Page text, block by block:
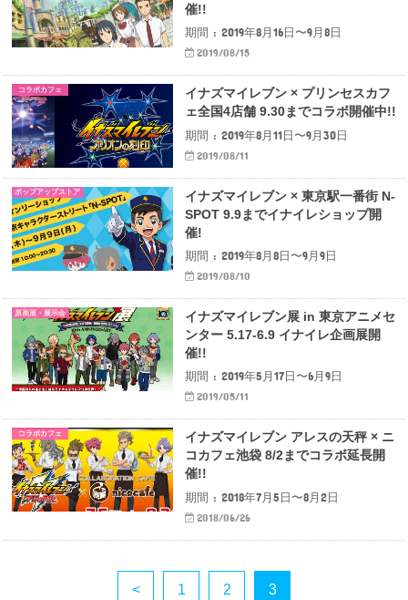
催!!
期間 : 2019年8月16日〜9月8日
2019/08/15
コラボカフェ
イナズマイレブン × プリンセスカフ
ェ全国4店舗 9.30までコラボ開催中!!
期間 : 2019年8月11日〜9月30日
2019/08/11
ポップアップストア
イナズマイレブン × 東京駅一番街 N-
SPOT 9.9までイナイレショップ開
催!
期間 : 2019年8月8日〜9月9日
2019/08/10
原画展・展示会
イナズマイレブン展 in 東京アニメセ
ンター 5.17-6.9 イナイレ企画展開
催!!
期間 : 2019年5月17日〜6月9日
2019/05/11
コラボカフェ
イナズマイレブン アレスの天秤 × ニ
コカフェ池袋 8/2までコラボ延長開
催!!
期間 : 2018年7月5日〜8月2日
2018/06/26
< 1 2 3